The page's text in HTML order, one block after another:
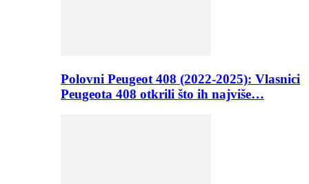
Polovni Peugeot 408 (2022-2025): Vlasnici
Peugeota 408 otkrili što ih najviše…